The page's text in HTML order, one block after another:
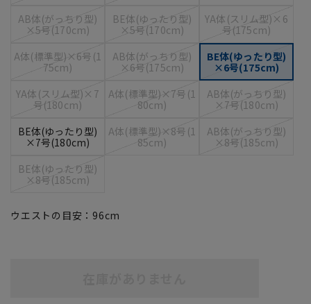
AB体(がっちり型)
×5号(170cm)
BE体(ゆったり型)
×5号(170cm)
YA体(スリム型)×6
号(175cm)
A体(標準型)×6号(1
75cm)
AB体(がっちり型)
×6号(175cm)
BE体(ゆったり型)
×6号(175cm)
YA体(スリム型)×7
号(180cm)
A体(標準型)×7号(1
80cm)
AB体(がっちり型)
×7号(180cm)
BE体(ゆったり型)
×7号(180cm)
A体(標準型)×8号(1
85cm)
AB体(がっちり型)
×8号(185cm)
BE体(ゆったり型)
×8号(185cm)
ウエストの目安： 96cm